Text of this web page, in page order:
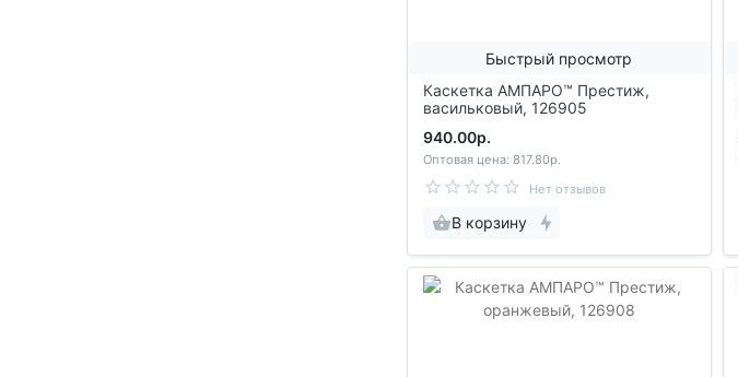
Быстрый просмотр
Каскетка АМПАРО™ Престиж,
васильковый, 126905
940.00р.
Оптовая цена: 817.80р.
Нет отзывов
В корзину